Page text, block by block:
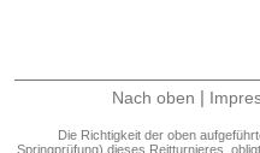
Nach oben |
Die Richtigkeit der oben
Springprüfung) dieses Reitturnieres,